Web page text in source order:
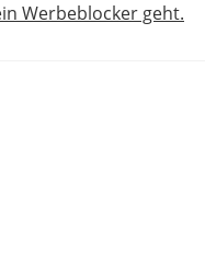
Werbeblocker geht.